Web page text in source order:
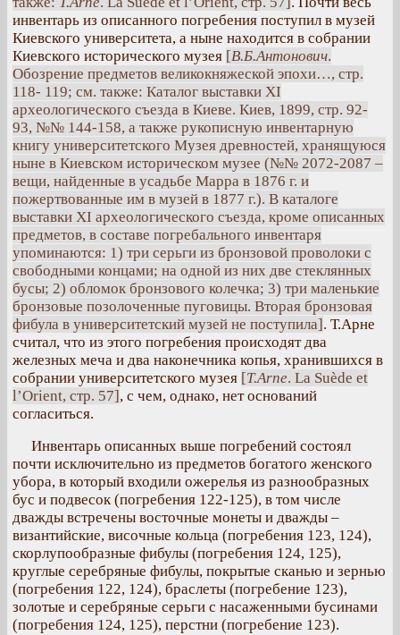
инвентарь из описанного погребения поступил в музей
Киевского университета, а ныне находится в собрании
Киевского исторического музея [В.Б.Антонович.
Обозрение предметов великокняжеской эпохи…, стр.
118- 119; см. также: Каталог выставки XI
археологического съезда в Киеве. Киев, 1899, стр. 92-
93, №№ 144-158, а также рукописную инвентарную
книгу университетского Музея древностей, хранящуюся
ныне в Киевском историческом музее (№№ 2072-2087 –
вещи, найденные в усадьбе Марра в 1876 г. и
пожертвованные им в музей в 1877 г.). В каталоге
выставки XI археологического съезда, кроме описанных
предметов, в составе погребального инвентаря
упоминаются: 1) три серьги из бронзовой проволоки с
свободными концами; на одной из них две стеклянных
бусы; 2) обломок бронзового колечка; 3) три маленькие
бронзовые позолоченные пуговицы. Вторая бронзовая
фибула в университетский музей не поступила]. Т.Арне
считал, что из этого погребения происходят два
железных меча и два наконечника копья, хранившихся в
собрании университетского музея [Т.Arne. La Suède et
l’Orient, стр. 57], с чем, однако, нет оснований
согласиться.
Инвентарь описанных выше погребений состоял
почти исключительно из предметов богатого женского
убора, в который входили ожерелья из разнообразных
бус и подвесок (погребения 122-125), в том числе
дважды встречены восточные монеты и дважды –
византийские, височные кольца (погребения 123, 124),
скорлупообразные фибулы (погребения 124, 125),
круглые серебряные фибулы, покрытые сканью и зернью
(погребения 122, 124), браслеты (погребение 123),
золотые и серебряные серьги с насаженными бусинами
(погребения 124, 125), перстни (погребение 123).